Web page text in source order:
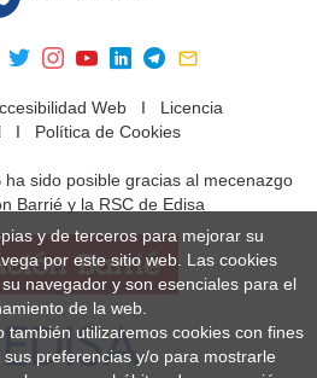
WebI Licencia
I Política de Cookies
sido posible gracias al mecenazgo
Barrié y la RSC de Edisa
y de terceros para mejorar su
por este sitio web. Las cookies
navegador y son esenciales para el
de la web.
también utilizaremos cookies con fines
preferencias y/o para mostrarle